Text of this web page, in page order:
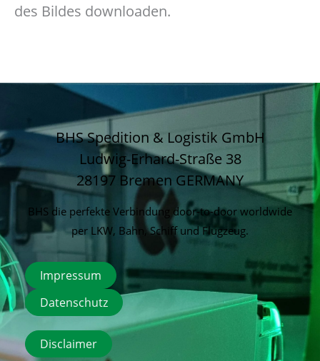
des Bildes downloaden.
BHS Spedition & Logistik GmbH
Ludwig-Erhard-Straße 38
28197 Bremen GERMANY
BHS die perfekte Verbindung door-to-door worldwide
per LKW, Bahn, Schiff und Flugzeug.
Impressum
Datenschutz
Disclaimer